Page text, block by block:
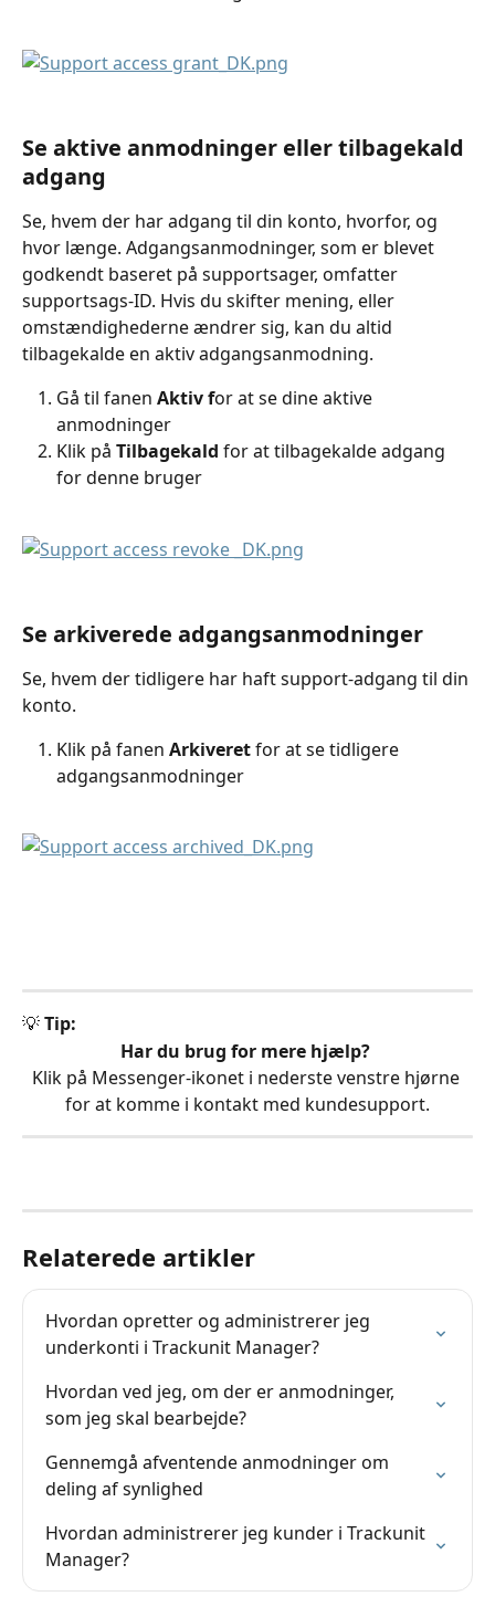
Se aktive anmodninger eller tilbagekald
adgang
Se, hvem der har adgang til din konto, hvorfor, og
hvor længe. Adgangsanmodninger, som er blevet
godkendt baseret på supportsager, omfatter
supportsags-ID. Hvis du skifter mening, eller
omstændighederne ændrer sig, kan du altid
tilbagekalde en aktiv adgangsanmodning.
Gå til fanen Aktiv for at se dine aktive
anmodninger
Klik på Tilbagekald for at tilbagekalde adgang
for denne bruger
Se arkiverede adgangsanmodninger
Se, hvem der tidligere har haft support-adgang til din
konto.
Klik på fanen Arkiveretfor at se tidligere
adgangsanmodninger
💡 Tip:
Har du brug for mere hjælp?
Klik på Messenger-ikonet i nederste venstre hjørne
for at komme i kontakt med kundesupport.
Relaterede artikler
Hvordan opretter og administrerer jeg
underkonti i Trackunit Manager?
Hvordan ved jeg, om der er anmodninger,
som jeg skal bearbejde?
Gennemgå afventende anmodninger om
deling af synlighed
Hvordan administrerer jeg kunder i Trackunit
Manager?